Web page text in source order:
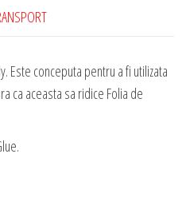
Este conceputa pentru a fi utilizata
ca aceasta sa ridice Folia de